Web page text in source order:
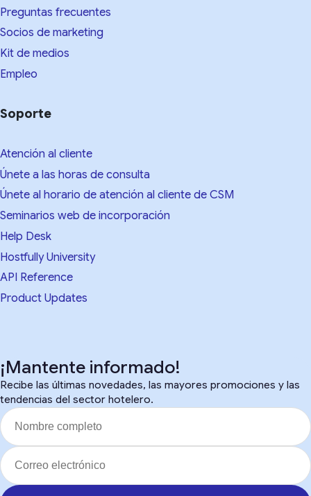
Preguntas frecuentes
Socios de marketing
Kit de medios​
Empleo
Soporte
Atención al cliente
Únete a las horas de consulta
Únete al horario de atención al cliente de CSM
Seminarios web de incorporación
Help Desk
Hostfully University
API Reference
Product Updates
¡Mantente informado!
Recibe las últimas novedades, las mayores promociones y las
tendencias del sector hotelero.